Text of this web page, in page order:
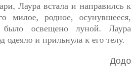
Лаура встала и направилсь к
милое, родное, осунувшееся,
было освещено луной. Лаура
одеяло и прильнула к его телу.
Додо